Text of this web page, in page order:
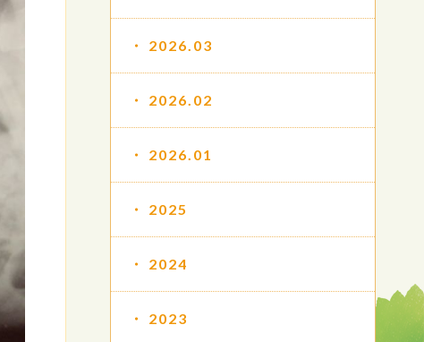
2026.03
2026.02
2026.01
2025
2024
2023